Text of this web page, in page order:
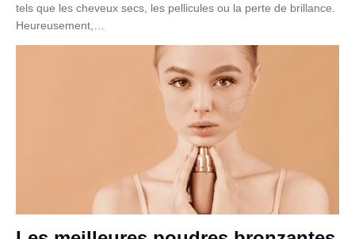
tels que les cheveux secs, les pellicules ou la perte de brillance.
Heureusement,…